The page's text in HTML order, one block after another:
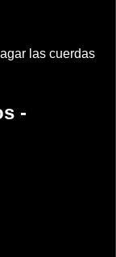
las cuerdas
-